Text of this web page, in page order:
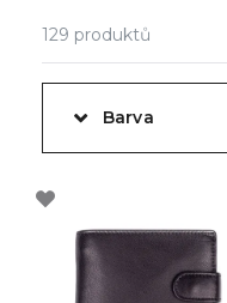
129 produktů
Barva